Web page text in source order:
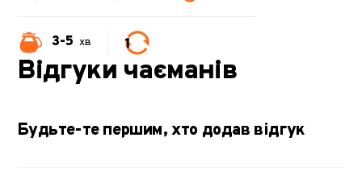
3-5 хв 1
Відгуки чаєманів
Будьте-те першим, хто додав відгук